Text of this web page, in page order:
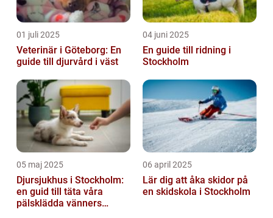
01 juli 2025
Veterinär i Göteborg: En
guide till djurvård i väst
04 juni 2025
En guide till ridning i
Stockholm
05 maj 2025
Djursjukhus i Stockholm:
en guid till täta våra
pälsklädda vänners
06 april 2025
Lär dig att åka skidor på
en skidskola i Stockholm